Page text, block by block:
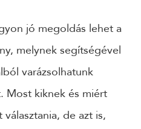
jó megoldás lehet a
melynek segítségével
varázsolhatunk
Most kiknek és miért
de azt is,